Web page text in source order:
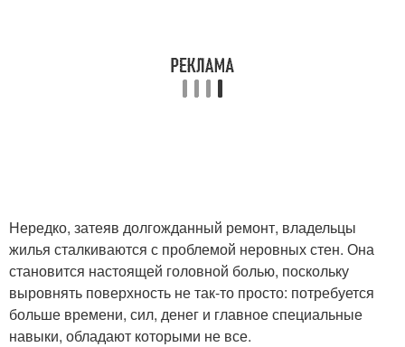
Нередко, затеяв долгожданный ремонт, владельцы
жилья сталкиваются с проблемой неровных стен. Она
становится настоящей головной болью, поскольку
выровнять поверхность не так-то просто: потребуется
больше времени, сил, денег и главное специальные
навыки, обладают которыми не все.